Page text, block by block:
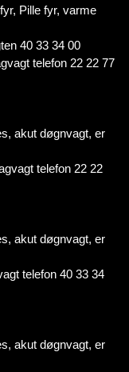
Pille fyr, varme
40 33 34 00
telefon 22 22 77
akut døgnvagt, er
telefon 22 22
akut døgnvagt, er
telefon 40 33 34
akut døgnvagt, er